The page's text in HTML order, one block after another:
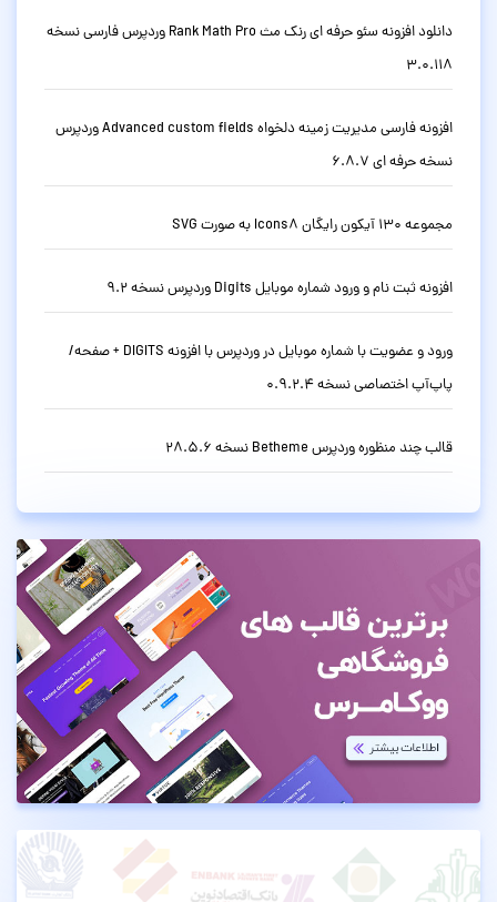
دانلود افزونه سئو حرفه ای رنک مث Rank Math Pro وردپرس فارسی نسخه
3.0.118
افزونه فارسی مدیریت زمینه دلخواه Advanced custom fields وردپرس
نسخه حرفه ای 6.8.7
مجموعه 130 آیکون رایگان Icons8 به صورت SVG
افزونه ثبت نام و ورود شماره موبایل Digits وردپرس نسخه 9.2
ورود و عضویت با شماره موبایل در وردپرس با افزونه DIGITS + صفحه/
پاپ‌آپ اختصاصی نسخه 0.9.2.4
قالب چند منظوره وردپرس Betheme نسخه 28.5.6